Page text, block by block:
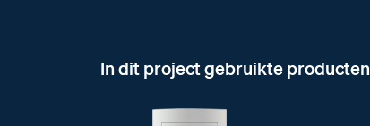
In dit project gebruikte producten